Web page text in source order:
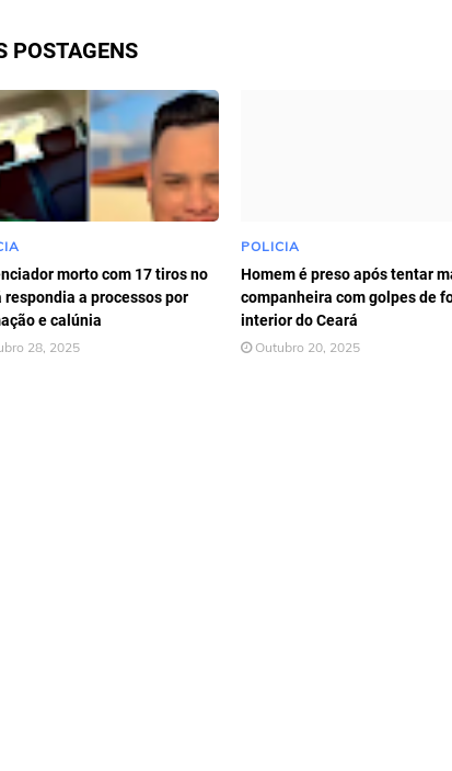
POSTAGENS
morto com 17 tiros no
respondia a processos por
e calúnia
28, 2025
POLICIA
Homem é preso após tentar
companheira com golpes de
interior do Ceará
Outubro 20, 2025